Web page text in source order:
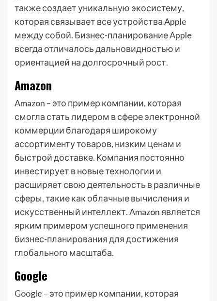
также создает уникальную экосистему,
которая связывает все устройства Apple
между собой. Бизнес-планирование Apple
всегда отличалось дальновидностью и
ориентацией на долгосрочный рост.
Amazon
Amazon – это пример компании, которая
смогла стать лидером в сфере электронной
коммерции благодаря широкому
ассортименту товаров, низким ценам и
быстрой доставке. Компания постоянно
инвестирует в новые технологии и
расширяет свою деятельность в различные
сферы, такие как облачные вычисления и
искусственный интеллект. Amazon является
ярким примером успешного применения
бизнес-планирования для достижения
глобального масштаба.
Google
Google – это пример компании, которая